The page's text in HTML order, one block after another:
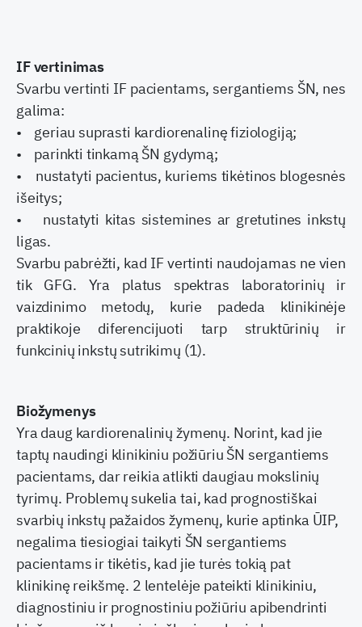
IF vertinimas
Svarbu vertinti IF pacientams, sergantiems ŠN, nes
galima:
• geriau suprasti kardiorenalinę fiziologiją;
• parinkti tinkamą ŠN gydymą;
• nustatyti pacientus, kuriems tikėtinos blogesnės
išeitys;
• nustatyti kitas sistemines ar gretutines inkstų
ligas.
Svarbu pabrėžti, kad IF vertinti naudojamas ne vien
tik GFG. Yra platus spektras laboratorinių ir
vaizdinimo metodų, kurie padeda klinikinėje
praktikoje diferencijuoti tarp struktūrinių ir
funkcinių inkstų sutrikimų (1).
Biožymenys
Yra daug kardiorenalinių žymenų. Norint, kad jie
taptų naudingi klinikiniu požiūriu ŠN sergantiems
pacientams, dar reikia atlikti daugiau mokslinių
tyrimų. Problemų sukelia tai, kad prognostiškai
svarbių inkstų pažaidos žymenų, kurie aptinka ŪIP,
negalima tiesiogiai taikyti ŠN sergantiems
pacientams ir tikėtis, kad jie turės tokią pat
klinikinę reikšmę. 2 lentelėje pateikti klinikiniu,
diagnostiniu ir prognostiniu požiūriu apibendrinti